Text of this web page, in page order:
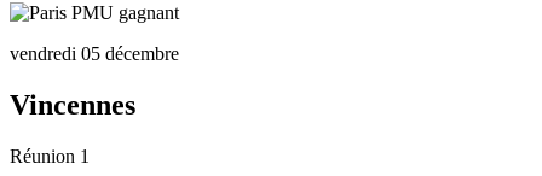
vendredi 05 décembre
Vincennes
Réunion 1